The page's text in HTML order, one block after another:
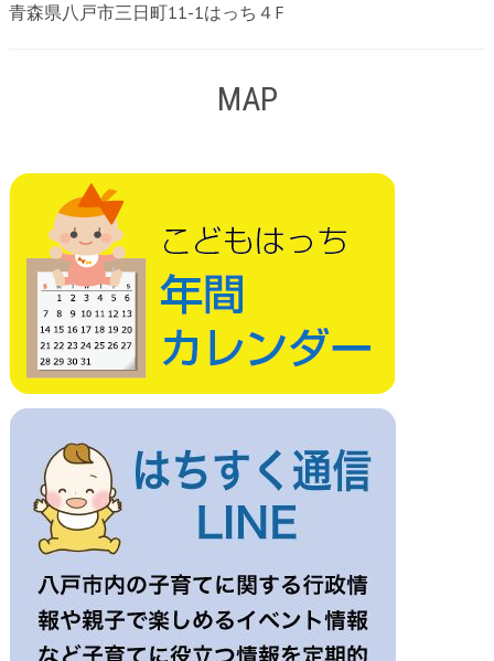
青森県八戸市三日町11-1はっち４F
MAP